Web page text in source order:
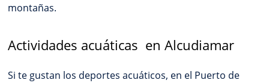
montañas.
Actividades acuáticas en Alcudiamar
Si te gustan los deportes acuáticos, en el Puerto de